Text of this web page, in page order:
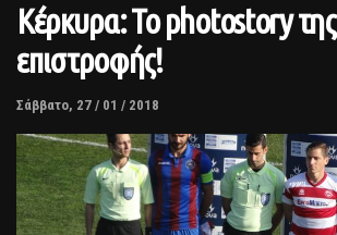
Κέρκυρα: Το photostory της
επιστροφής!
Σάββατο, 27 / 01 / 2018